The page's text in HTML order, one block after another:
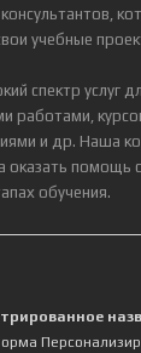
учебные
спектр услуг
работами,
и др. Наша
оказать
обучения.